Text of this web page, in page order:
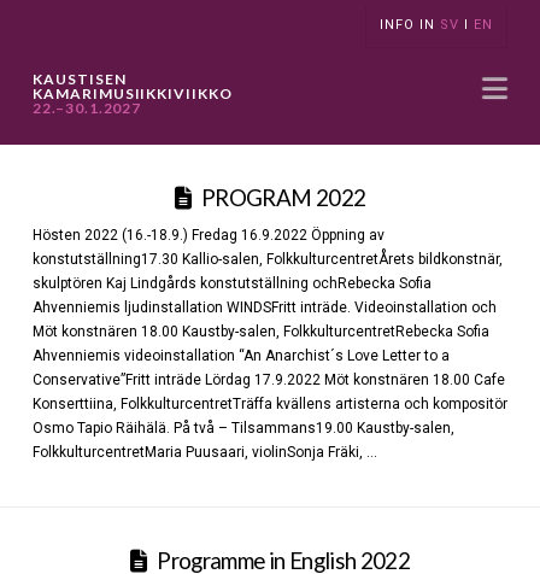
INFO IN SV I EN
KAUSTISEN
KAMARIMUSIIKKIVIIKKO
22.–30.1.2027
PROGRAM 2022
Hösten 2022 (16.-18.9.) Fredag 16.9.2022 Öppning av
konstutställning17.30 Kallio-salen, FolkkulturcentretÅrets bildkonstnär,
skulptören Kaj Lindgårds konstutställning ochRebecka Sofia
Ahvenniemis ljudinstallation WINDSFritt inträde. Videoinstallation och
Möt konstnären 18.00 Kaustby-salen, FolkkulturcentretRebecka Sofia
Ahvenniemis videoinstallation “An Anarchist´s Love Letter to a
Conservative”Fritt inträde Lördag 17.9.2022 Möt konstnären 18.00 Cafe
Konserttiina, FolkkulturcentretTräffa kvällens artisterna och kompositör
Osmo Tapio Räihälä. På två – Tilsammans19.00 Kaustby-salen,
FolkkulturcentretMaria Puusaari, violinSonja Fräki, …
Programme in English 2022